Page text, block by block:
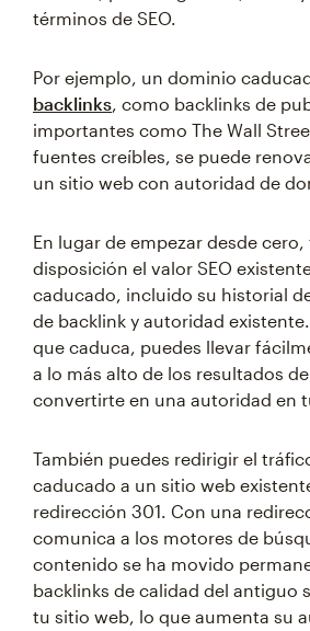
términos de SEO.
Por ejemplo, un dominio
backlinks, como backlinks de
importantes como The Wall
fuentes creíbles, se puede
un sitio web con autoridad de
En lugar de empezar desde
disposición el valor SEO
caducado, incluido su historial
de backlink y autoridad
que caduca, puedes llevar
a lo más alto de los resultados
convertirte en una autoridad en
También puedes redirigir el
caducado a un sitio web
redirección 301. Con una
comunica a los motores de
contenido se ha movido
backlinks de calidad del antiguo
tu sitio web, lo que aumenta su